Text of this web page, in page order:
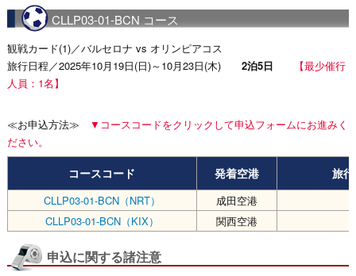
CLLP03-01-BCN コース
観戦カード(1)／バルセロナ vs オリンピアコス
旅行日程／2025年10月19日(日)～10月23日(木) 2泊5日
【最少催行
人員：1名】
≪お申込方法≫
▼コースコードをクリックして申込フォームにお進みく
ださい。
コースコード 発着空港 旅
CLLP03-01-BCN（NRT） 成田空港
CLLP03-01-BCN（KIX）
関西空港
申込に関する諸注意